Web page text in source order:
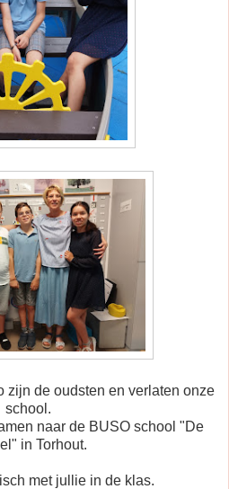
zijn de oudsten en verlaten onze
school.
naar de BUSO school "De
in Torhout.
met jullie in de klas.